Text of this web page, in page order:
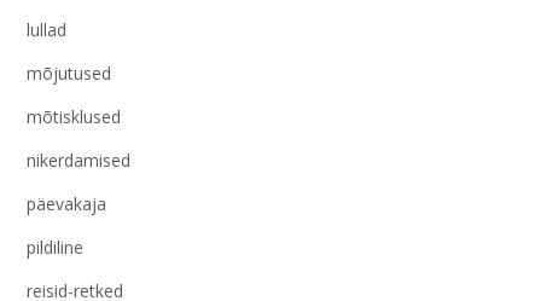
lullad
mõjutused
mõtisklused
nikerdamised
päevakaja
pildiline
reisid-retked